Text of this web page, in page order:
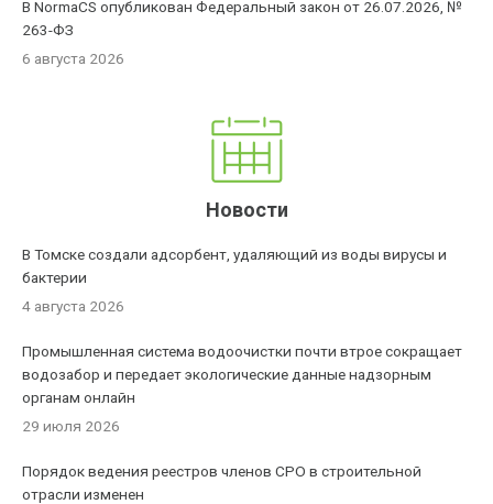
В NormaCS опубликован Федеральный закон от 26.07.2026, №
263-ФЗ
6 августа 2026
Новости
В Томске создали адсорбент, удаляющий из воды вирусы и
бактерии
4 августа 2026
Промышленная система водоочистки почти втрое сокращает
водозабор и передает экологические данные надзорным
органам онлайн
29 июля 2026
Порядок ведения реестров членов СРО в строительной
отрасли изменен